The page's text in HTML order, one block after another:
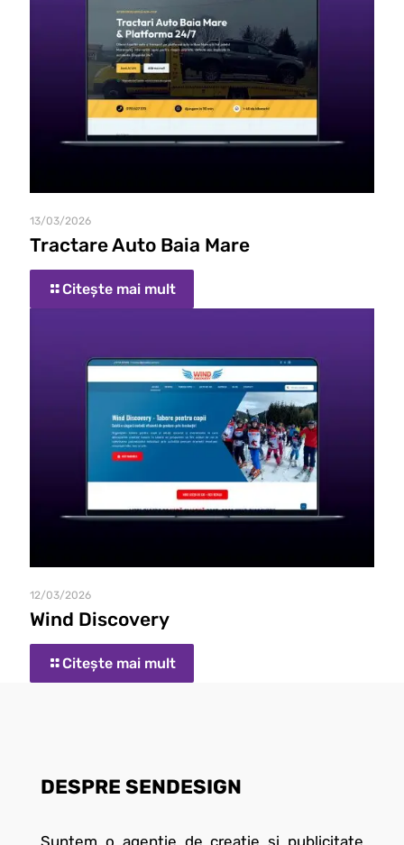
13/03/2026
Tractare Auto Baia Mare
Citește mai mult
12/03/2026
Wind Discovery
Citește mai mult
DESPRE SENDESIGN
Suntem o agenție de creație și publicitate